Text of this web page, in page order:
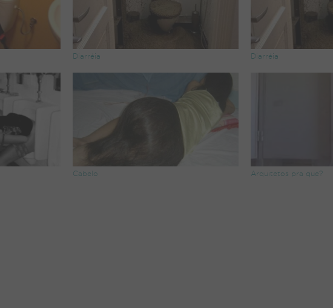
Diarréia Diarréia
Cabelo Arquitetos pra que?